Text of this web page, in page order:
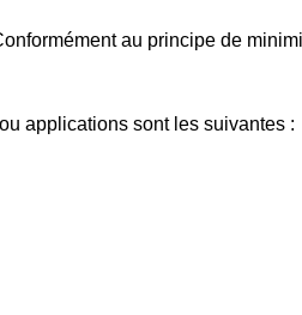
au principe de
applications sont les suivantes :